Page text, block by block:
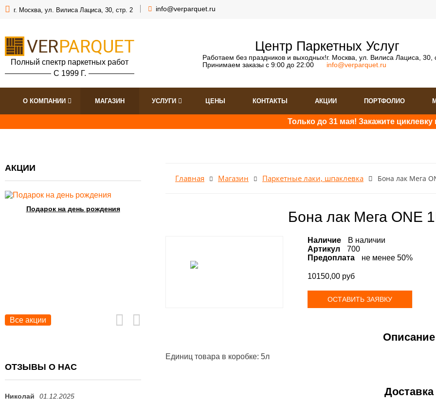
г. Москва, ул. Вилиса Лациса, 30, стр. 2 info@verparquet.ru
Полный спектр паркетных работ
С 1999 Г.
Центр Паркетных Услуг
Работаем без праздников и выходных!
Принимаем заказы с 9:00 до 22:00
г. Москва, ул. Вилиса Лациса, 30,
info@verparquet.ru
О КОМПАНИИ МАГАЗИН УСЛУГИ ЦЕНЫ КОНТАКТЫ АКЦИИ ПОРТФОЛИО
Только до 31 мая! Закажите циклевку
АКЦИИ
Подарок на день рождения
Получи Купон на скидку 1500
рублей
Все акции
ОТЗЫВЫ О НАС
Николай
01.12.2025
Главная Магазин Паркетные лаки, шпаклевка Бона лак Мега
Бона лак Мега ONE
Наличие
В наличии
Артикул
700
Предоплата
не менее 50%
10150,00 руб
ОСТАВИТЬ ЗАЯВКУ
Описание
Единиц товара в коробке: 5л
Доставка